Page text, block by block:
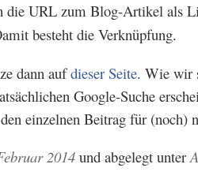
die URL zum Blog-Artikel als
besteht die Verknüpfung.
dann aufdieser Seite. Wie wir
Google-Suche
einzelnen Beitrag für (noch)
2014und abgelegt unter